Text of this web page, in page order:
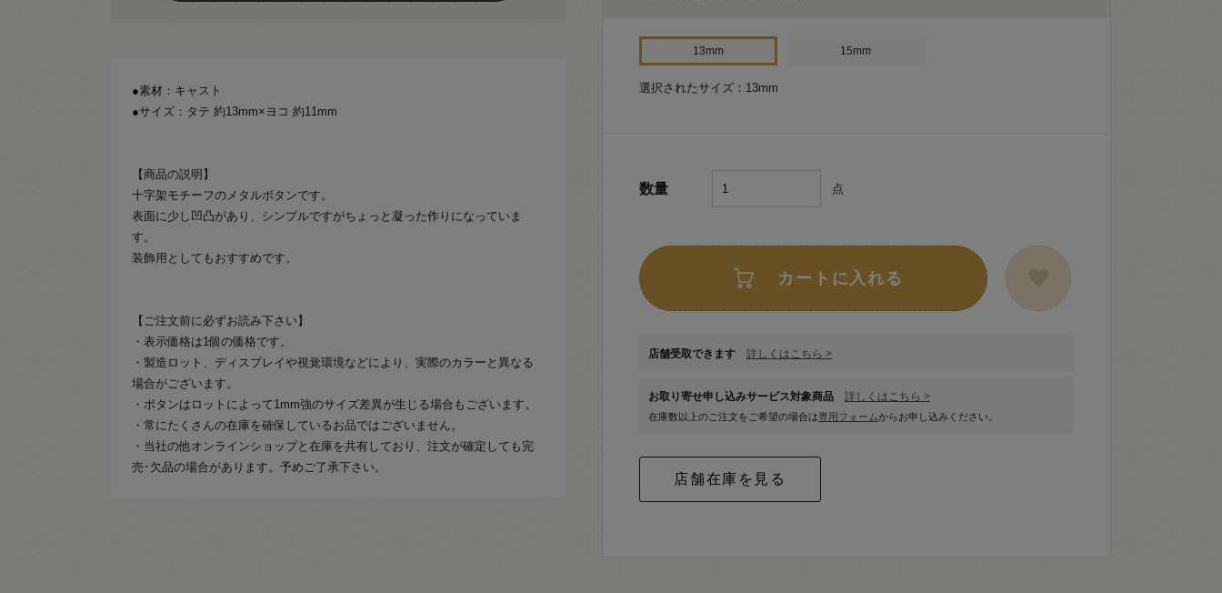
●素材：キャスト
●サイズ：タテ 約13mm×ヨコ 約11mm
【商品の説明】
十字架モチーフのメタルボタンです。
表面に少し凹凸があり、シンプルですがちょっと凝った作りになっていま
す。
装飾用としてもおすすめです。
【ご注文前に必ずお読み下さい】
・表示価格は1個の価格です。
・製造ロット、ディスプレイや視覚環境などにより、実際のカラーと異なる
場合がございます。
・ボタンはロットによって1mm強のサイズ差異が生じる場合もございます。
・常にたくさんの在庫を確保しているお品ではございません。
・当社の他オンラインショップと在庫を共有しており、注文が確定しても完
売･欠品の場合があります。予めご了承下さい。
13mm 15mm
選択されたサイズ：13mm
数量 点
カートに入れる
店舗受取できます 詳しくはこちら >
お取り寄せ申し込みサービス対象商品 詳しくはこちら >
在庫数以上のご注文をご希望の場合は専用フォームからお申し込みください。